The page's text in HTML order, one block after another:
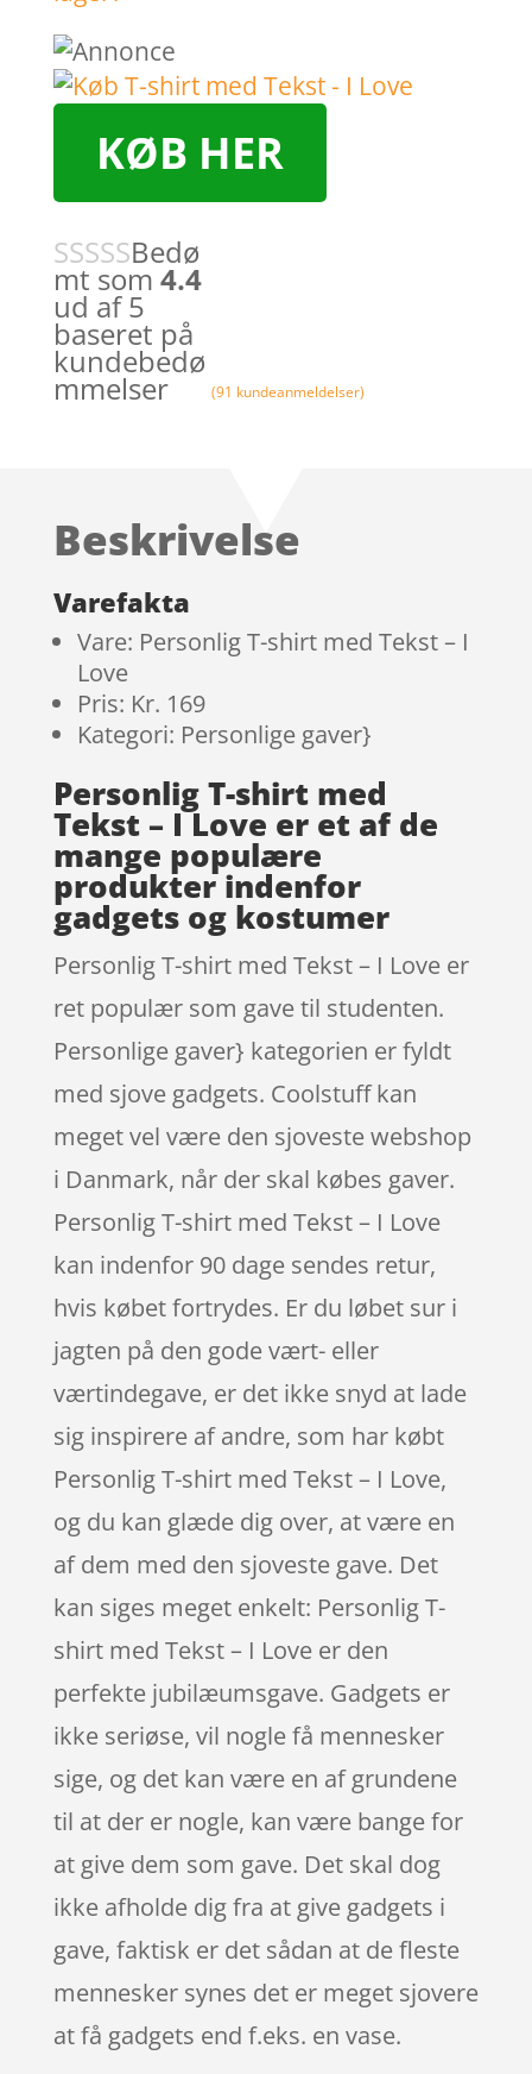
KØB HER
Bedø
mt som 4.4
ud af 5
baseret på
kundebedø
mmelser (91 kundeanmeldelser)
Beskrivelse
Varefakta
Vare: Personlig T-shirt med Tekst – I
Love
Pris: Kr. 169
Kategori: Personlige gaver}
Personlig T-shirt med
Tekst – I Love er et af de
mange populære
produkter indenfor
gadgets og kostumer
Personlig T-shirt med Tekst – I Love er
ret populær som gave til studenten.
Personlige gaver} kategorien er fyldt
med sjove gadgets. Coolstuff kan
meget vel være den sjoveste webshop
i Danmark, når der skal købes gaver.
Personlig T-shirt med Tekst – I Love
kan indenfor 90 dage sendes retur,
hvis købet fortrydes. Er du løbet sur i
jagten på den gode vært- eller
værtindegave, er det ikke snyd at lade
sig inspirere af andre, som har købt
Personlig T-shirt med Tekst – I Love,
og du kan glæde dig over, at være en
af dem med den sjoveste gave. Det
kan siges meget enkelt: Personlig T-
shirt med Tekst – I Love er den
perfekte jubilæumsgave. Gadgets er
ikke seriøse, vil nogle få mennesker
sige, og det kan være en af grundene
til at der er nogle, kan være bange for
at give dem som gave. Det skal dog
ikke afholde dig fra at give gadgets i
gave, faktisk er det sådan at de fleste
mennesker synes det er meget sjovere
at få gadgets end f.eks. en vase.